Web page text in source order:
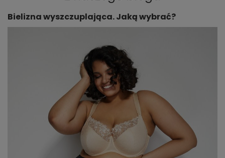
Bielizna wyszczuplająca. Jaką wybrać?